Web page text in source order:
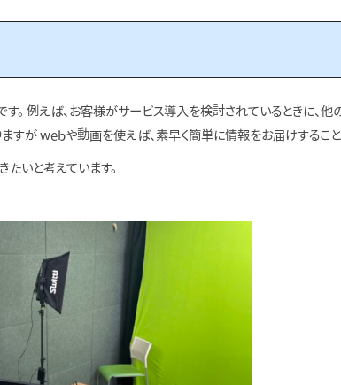
例えば、お客様がサービス導入を検討されているときに、他
すが webや動画を使えば、素早く簡単に情報をお届けすること
たいと考えています。